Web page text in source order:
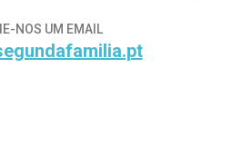
NOS UM EMAIL